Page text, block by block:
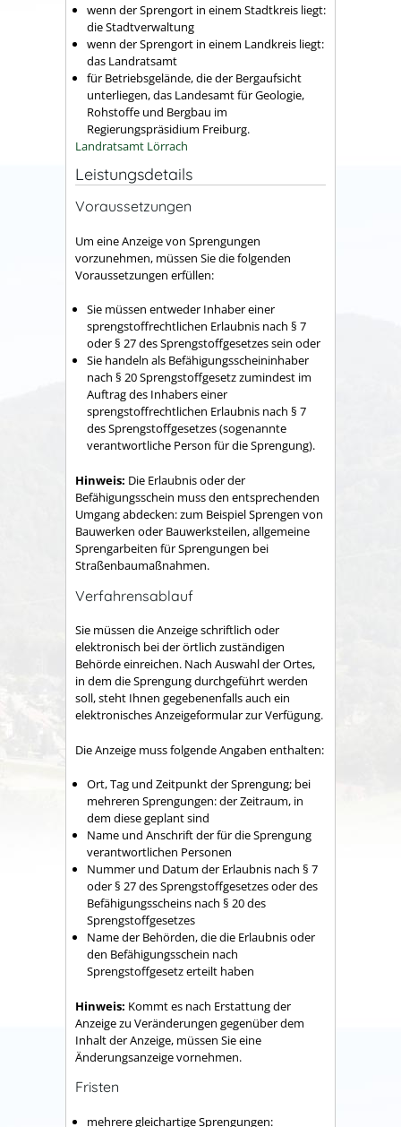
wenn der Sprengort in einem Stadtkreis liegt:
die Stadtverwaltung
wenn der Sprengort in einem Landkreis liegt:
das Landratsamt
für Betriebsgelände, die der Bergaufsicht
unterliegen, das Landesamt für Geologie,
Rohstoffe und Bergbau im
Regierungspräsidium Freiburg.
Landratsamt Lörrach
Leistungsdetails
Voraussetzungen
Um eine Anzeige von Sprengungen
vorzunehmen, müssen Sie die folgenden
Voraussetzungen erfüllen:
Sie müssen entweder Inhaber einer
sprengstoffrechtlichen Erlaubnis nach § 7
oder § 27 des Sprengstoffgesetzes sein oder
Sie handeln als Befähigungsscheininhaber
nach § 20 Sprengstoffgesetz zumindest im
Auftrag des Inhabers einer
sprengstoffrechtlichen Erlaubnis nach § 7
des Sprengstoffgesetzes (sogenannte
verantwortliche Person für die Sprengung).
Hinweis: Die Erlaubnis oder der
Befähigungsschein muss den entsprechenden
Umgang abdecken: zum Beispiel Sprengen von
Bauwerken oder Bauwerksteilen, allgemeine
Sprengarbeiten für Sprengungen bei
Straßenbaumaßnahmen.
Verfahrensablauf
Sie müssen die Anzeige schriftlich oder
elektronisch bei der örtlich zuständigen
Behörde einreichen. Nach Auswahl der Ortes,
in dem die Sprengung durchgeführt werden
soll, steht Ihnen gegebenenfalls auch ein
elektronisches Anzeigeformular zur Verfügung.
Die Anzeige muss folgende Angaben enthalten:
Ort, Tag und Zeitpunkt der Sprengung; bei
mehreren Sprengungen: der Zeitraum, in
dem diese geplant sind
Name und Anschrift der für die Sprengung
verantwortlichen Personen
Nummer und Datum der Erlaubnis nach § 7
oder § 27 des Sprengstoffgesetzes oder des
Befähigungsscheins nach § 20 des
Sprengstoffgesetzes
Name der Behörden, die die Erlaubnis oder
den Befähigungsschein nach
Sprengstoffgesetz erteilt haben
Hinweis: Kommt es nach Erstattung der
Anzeige zu Veränderungen gegenüber dem
Inhalt der Anzeige, müssen Sie eine
Änderungsanzeige vornehmen.
Fristen
mehrere gleichartige Sprengungen: